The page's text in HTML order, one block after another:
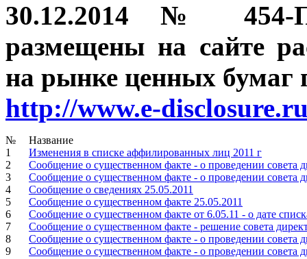
30.12.2014 № 454-П
размещены на сайте
на рынке ценных бумаг
http://www.e-
№
Название
1
Изменения в списке аффилированных лиц 2011 г
2
Сообщение о существенном факте - о проведении совета
3
Сообщение о существенном факте - о проведении совета
4
Сообщение о сведениях 25.05.2011
5
Сообщение о существенном факте 25.05.2011
6
Сообщение о существенном факте от 6.05.11 - о дате
7
Сообщение о существенном факте - решение совета
8
Сообщение о существенном факте - о проведении совета
9
Сообщение о существенном факте - о проведении совета